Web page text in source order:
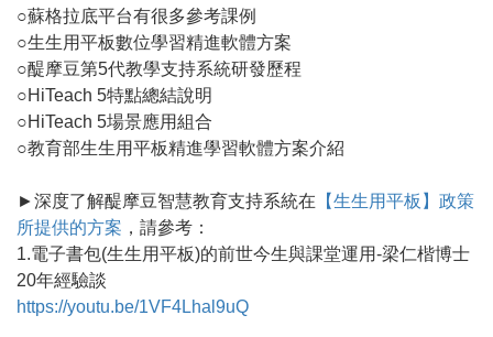
○蘇格拉底平台有很多參考課例
○生生用平板數位學習精進軟體方案
○醍摩豆第5代教學支持系統研發歷程
○HiTeach 5特點總結說明
○HiTeach 5場景應用組合
○教育部生生用平板精進學習軟體方案介紹
►深度了解醍摩豆智慧教育支持系統在 【生生用平板】政策
所提供的方案 ，請參考：
1.電子書包(生生用平板)的前世今生與課堂運用-梁仁楷博士
20年經驗談
https://youtu.be/1VF4Lhal9uQ